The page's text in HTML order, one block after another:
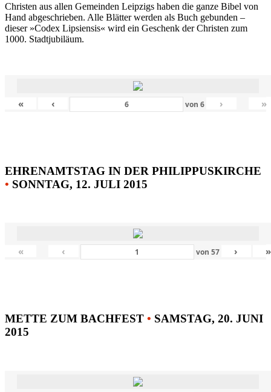
Christen aus allen Gemeinden Leipzigs haben die ganze Bibel von
Hand abgeschrieben. Alle Blätter werden als Buch gebunden –
dieser »Codex Lipsiensis« wird ein Geschenk der Christen zum
1000. Stadtjubiläum.
« ‹ von6 › »
EHRENAMTSTAG IN DER PHILIPPUSKIRCHE
• SONNTAG, 12. JULI 2015
« ‹ von 57 › »
METTE ZUM BACHFEST • SAMSTAG, 20. JUNI
2015